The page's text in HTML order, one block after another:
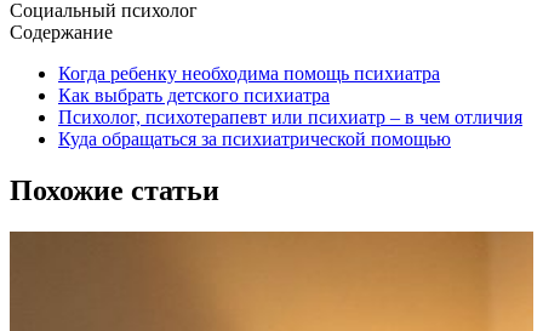
Социальный психолог
Содержание
Когда ребенку необходима помощь психиатра
Как выбрать детского психиатра
Психолог, психотерапевт или психиатр – в чем отличия
Куда обращаться за психиатрической помощью
Похожие статьи